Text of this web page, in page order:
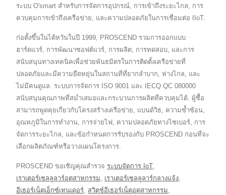
ระบบ O'smart สำหรับการจัดการอุปกรณ์, การเข้าถึงระยะไกล, การ
ควบคุมการเข้าถึงเครือข่าย, และความปลอดภัยในการเชื่อมต่อ IIoT.
ก่อตั้งขึ้นในไต้หวันในปี 1999, PROSCEND รวมการออกแบบ
ฮาร์ดแวร์, การพัฒนาซอฟต์แวร์, การผลิต, การทดสอบ, และการ
สนับสนุนทางเทคนิคเพื่อช่วยพันธมิตรในการติดตั้งเครือข่ายที่
ปลอดภัยและมีความยืดหยุ่นในสถานที่ที่ยากลำบาก, ห่างไกล, และ
ไม่มีคนดูแล. ระบบการจัดการ ISO 9001 และ IECQ QC 080000
สนับสนุนคุณภาพที่สม่ำเสมอและกระบวนการผลิตที่ควบคุมได้. ผู้ซื้อ
สามารถพูดคุยเกี่ยวกับโครงสร้างเครือข่าย, แบนด์วิธ, ความซ้ำซ้อน,
อุณหภูมิในการทำงาน, การจ่ายไฟ, ความปลอดภัยทางไซเบอร์, การ
จัดการระยะไกล, และข้อกำหนดการรับรองกับ PROSCEND ก่อนที่จะ
เลือกผลิตภัณฑ์หรือวางแผนโครงการ.
PROSCEND ขอเชิญคุณสำรวจ ระบบจัดการ IoT,
เราเตอร์เซลลูลาร์อุตสาหกรรม, เราเตอร์เซลลูลาร์กลางแจ้ง,
อีเธอร์เน็ตเอ็กซ์เทนเดอร์, สวิตช์อีเธอร์เน็ตอุตสาหกรรม,